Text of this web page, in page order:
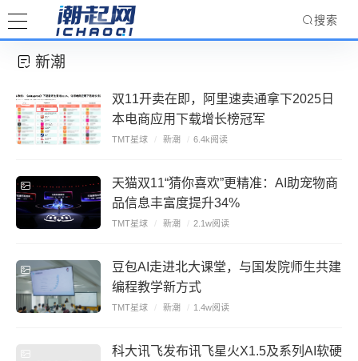
搜索
新潮
双11开卖在即，阿里速卖通拿下2025日
本电商应用下载增长榜冠军
TMT星球 / 新潮 / 6.4k阅读
天猫双11“猜你喜欢”更精准：AI助宠物商
品信息丰富度提升34%
TMT星球 / 新潮 / 2.1w阅读
豆包AI走进北大课堂，与国发院师生共建
编程教学新方式
TMT星球 / 新潮 / 1.4w阅读
科大讯飞发布讯飞星火X1.5及系列AI软硬